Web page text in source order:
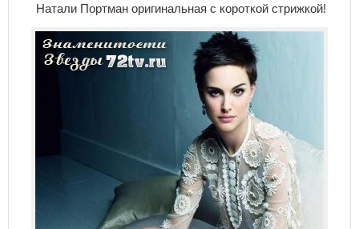
Натали Портман оригинальная с короткой стрижкой!